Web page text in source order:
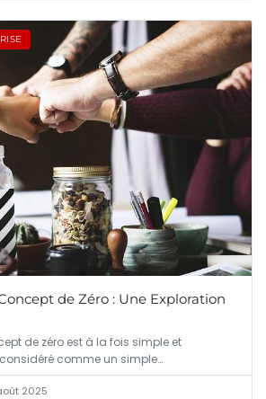
de Zéro : Une Exploration
de zéro est à la fois simple et
comme un simple…
2025